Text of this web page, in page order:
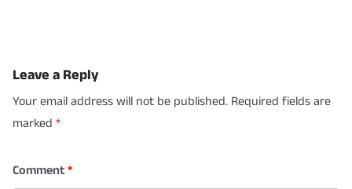
Leave a Reply
Your email address will not be published. Required fields are
marked *
Comment*